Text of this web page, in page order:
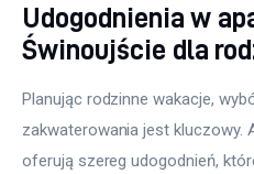
Udogodnienia w
Świnoujście dla
Planując rodzinne wakacje,
zakwaterowania jest kluczowy.
oferują szereg udogodnień,